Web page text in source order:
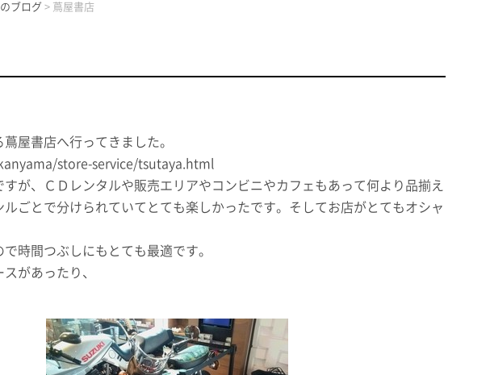
ブログ > 蔦屋書店
屋書店へ行ってきました。
store-service/tsutaya.html
すが、ＣＤレンタルや販売エリアやコンビニやカフェもあって何より品揃え
ルごとで分けられていてとても楽しかったです。そしてお店がとてもオシャ
時間つぶしにもとても最適です。
があったり、